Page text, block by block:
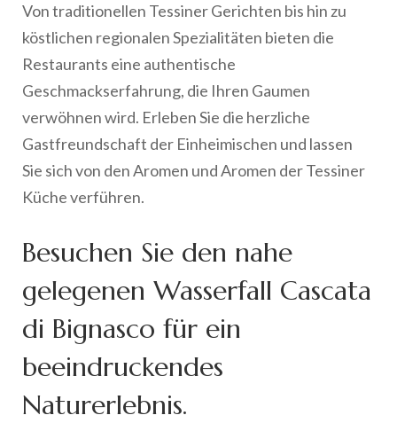
Von traditionellen Tessiner Gerichten bis hin zu
köstlichen regionalen Spezialitäten bieten die
Restaurants eine authentische
Geschmackserfahrung, die Ihren Gaumen
verwöhnen wird. Erleben Sie die herzliche
Gastfreundschaft der Einheimischen und lassen
Sie sich von den Aromen und Aromen der Tessiner
Küche verführen.
Besuchen Sie den nahe
gelegenen Wasserfall Cascata
di Bignasco für ein
beeindruckendes
Naturerlebnis.